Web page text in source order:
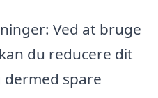
Ved at bruge
du reducere dit
spare